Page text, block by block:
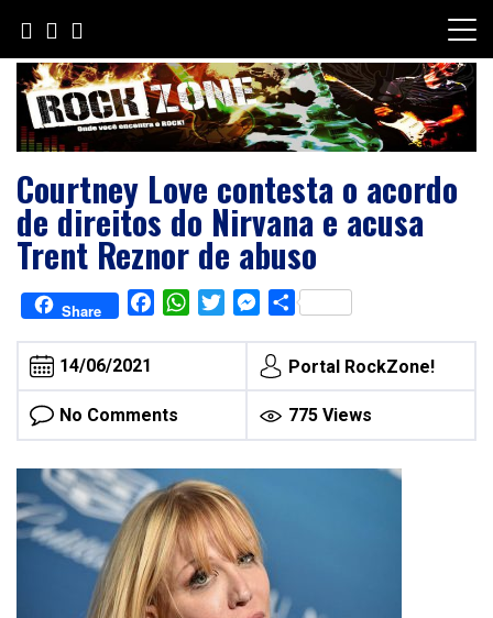
content
Courtney Love contesta o acordo
de direitos do Nirvana e acusa
Trent Reznor de abuso
Share FacebookWhatsAppTwitterMessenger
Share
14/06/2021 Portal RockZone!
No Comments 775 Views